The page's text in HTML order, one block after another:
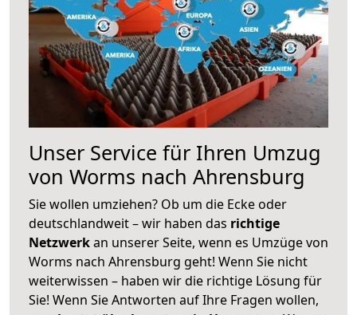
Unser Service für Ihren Umzug
von Worms nach Ahrensburg
Sie wollen umziehen? Ob um die Ecke oder
deutschlandweit – wir haben das richtige
Netzwerkan unserer Seite, wenn es Umzüge von
Worms nach Ahrensburg geht! Wenn Sie nicht
weiterwissen – haben wir die richtige Lösung für
Sie! Wenn Sie Antworten auf Ihre Fragen wollen,